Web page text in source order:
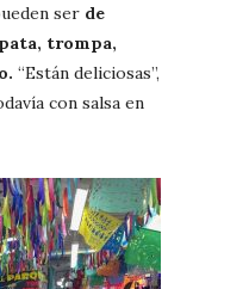
ser de
trompa,
“Están deliciosas”,
con salsa en